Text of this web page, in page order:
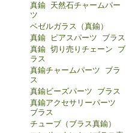
真鍮 天然石チャームパー
ツ
ベゼルガラス（真鍮）
真鍮 ピアスパーツ ブラス
真鍮 切り売りチェーン ブ
ラス
真鍮チャームパーツ ブラ
ス
真鍮ビーズパーツ ブラス
真鍮アクセサリーパーツ
ブラス
チューブ（ブラス真鍮）